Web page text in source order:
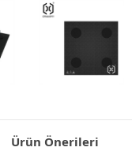
Ürün Önerileri